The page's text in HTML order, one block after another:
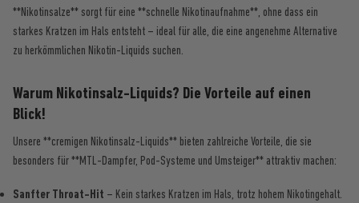
**Nikotinsalze** sorgt für eine **schnelle Nikotinaufnahme**, ohne dass ein
starkes Kratzen im Hals entsteht – ideal für alle, die eine angenehme Alternative
zu herkömmlichen Nikotin-Liquids suchen.
Warum Nikotinsalz-Liquids? Die Vorteile auf einen
Blick!
Unsere **cremigen Nikotinsalz-Liquids** bieten zahlreiche Vorteile, die sie
besonders für **MTL-Dampfer, Pod-Systeme und Umsteiger** attraktiv machen:
Sanfter Throat-Hit – Kein starkes Kratzen im Hals, trotz hohem Nikotingehalt.